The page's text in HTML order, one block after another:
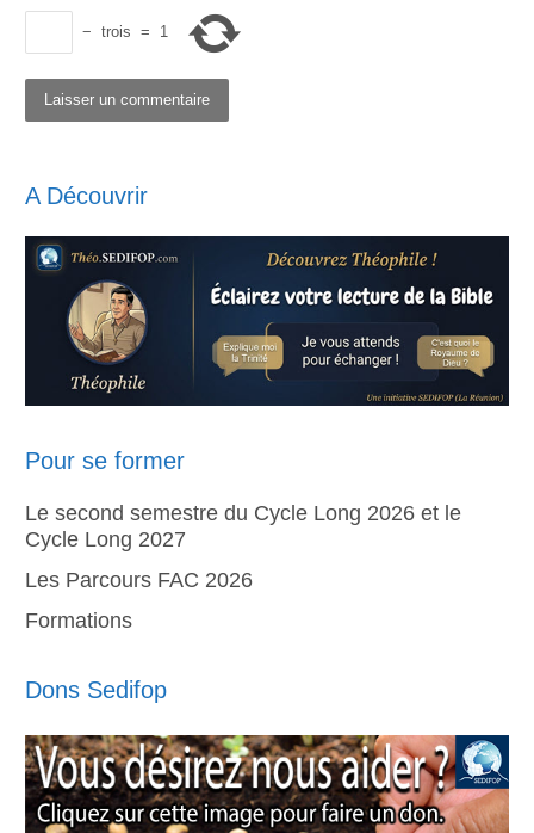
− trois = 1
A Découvrir
Pour se former
Le second semestre du Cycle Long 2026 et le
Cycle Long 2027
Les Parcours FAC 2026
Formations
Dons Sedifop